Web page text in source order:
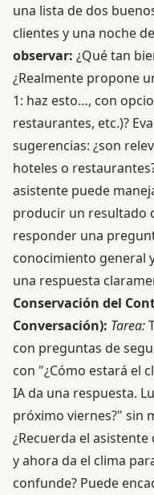
una lista de dos
clientes y una noche
observar: ¿Qué tan
¿Realmente propone
1: haz esto…, con
restaurantes, etc.)?
sugerencias: ¿son
hoteles o
asistente puede
producir un resultado
responder una
conocimiento general
una respuesta
Conservación del
Conversación): Tarea:
con preguntas de
con "¿Cómo estará el
IA da una respuesta.
próximo viernes?" sin
¿Recuerda el
y ahora da el clima
confunde? Puede